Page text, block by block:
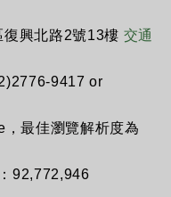
興北路2號13樓 交通
9417 or
最佳瀏覽解析度為
92,772,946